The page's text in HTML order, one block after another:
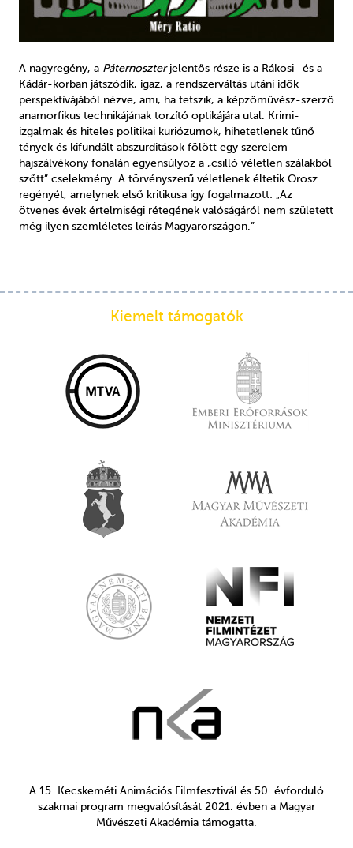
A nagyregény, a Páternoszterjelentős része is a Rákosi- és a
Kádár-korban játszódik, igaz, a rendszerváltás utáni idők
perspektívájából nézve, ami, ha tetszik, a képzőművész-szerző
anamorfikus technikájának torzító optikájára utal. Krimi-
izgalmak és hiteles politikai kuriózumok, hihetetlenek tűnő
tények és kifundált abszurditások fölött egy szerelem
hajszálvékony fonalán egyensúlyoz a „csilló véletlen szálakból
szőtt” cselekmény. A törvényszerű véletlenek éltetik Orosz
regényét, amelynek első kritikusa így fogalmazott: „Az
ötvenes évek értelmiségi rétegének valóságáról nem született
még ilyen szemléletes leírás Magyarországon.”
Kiemelt támogatók
A 15. Kecskeméti Animációs Filmfesztivál és 50. évforduló
szakmai program megvalósítását 2021. évben a Magyar
Művészeti Akadémia támogatta.